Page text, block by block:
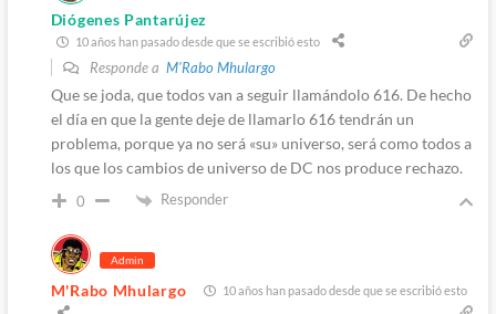
Diógenes Pantarújez
10 años han pasado desde que se escribió esto
Responde a M'Rabo Mhulargo
Que se joda, que todos van a seguir llamándolo 616. De hecho
el día en que la gente deje de llamarlo 616 tendrán un
problema, porque ya no será «su» universo, será como todos a
los que los cambios de universo de DC nos produce rechazo.
0 Responder
Admin
M'Rabo Mhulargo 10 años han pasado desde que se escribió esto